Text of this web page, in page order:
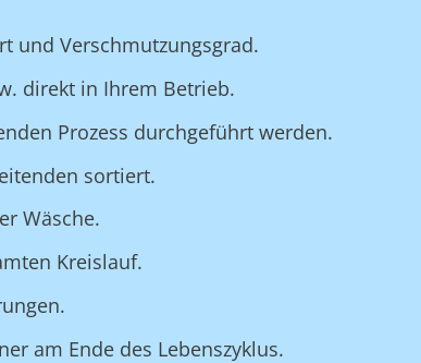
und Verschmutzungsgrad.
direkt in Ihrem Betrieb.
Prozess durchgeführt werden.
sortiert.
Wäsche.
Kreislauf.
am Ende des Lebenszyklus.